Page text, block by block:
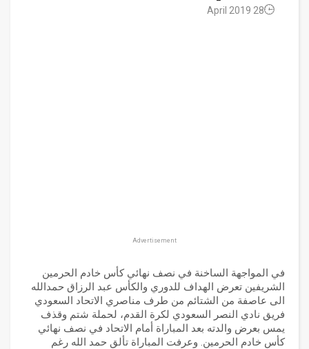
28 April 2019
Advertisement
في المواجهة الساخنة في نصف نهائي كأس خادم الحرمين
الشريفين تعرض الهداف للدوري والكأس عبد الرزاق حمدالله
الى عاصفة من الشتائم من طرف مناصري الاتحاد السعودي
فريق نادي النصر السعودي لكرة القدم، لحملة شتم وقذف
يمس بعرض والدته بعد المباراة أمام الاتحاد في نصف نهائي
كأس خادم الحرمين. وعرفت المباراة تألق حمد الله رغم